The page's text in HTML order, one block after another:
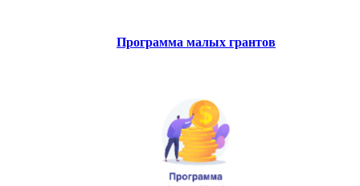
Программа малых грантов